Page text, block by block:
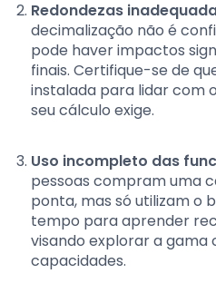
Redondezas
decimalização não é
pode haver impactos
finais. Certifique-se de
instalada para lidar com
seu cálculo exige.
Uso incompleto das
pessoas compram uma
ponta, mas só utilizam o
tempo para aprender
visando explorar a gama
capacidades.